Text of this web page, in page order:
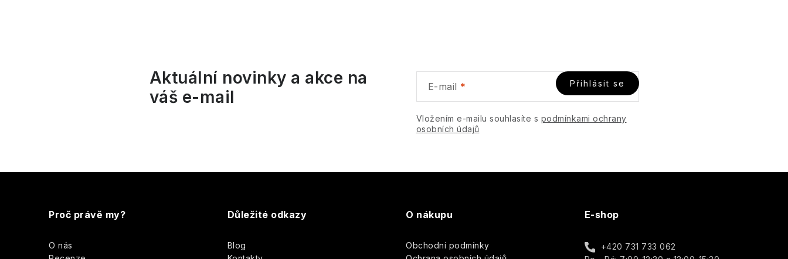
d
r
k
v
Aktuální novinky a akce na
váš e-mail
E-mail
Vložením e-mailu souhlasíte s podmínkami ochrany
osobních údajů
Přihlásit se
Proč právě my?
O nás
Důležité odkazy
Blog
O nákupu
Obchodní podmínky
E-shop
+420 731 733 062